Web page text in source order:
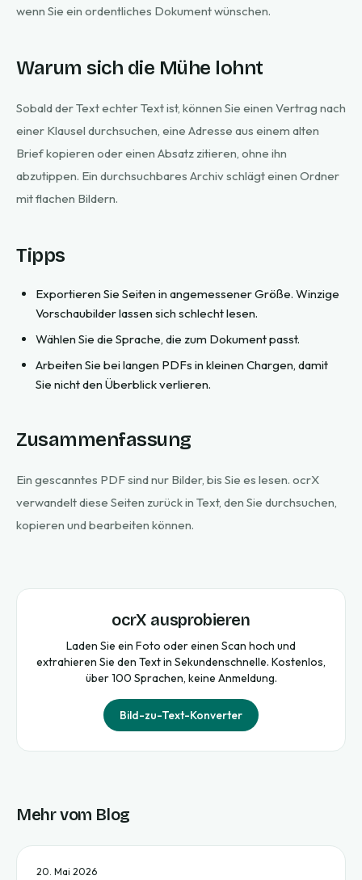
wenn Sie ein ordentliches Dokument wünschen.
Warum sich die Mühe lohnt
Sobald der Text echter Text ist, können Sie einen Vertrag nach
einer Klausel durchsuchen, eine Adresse aus einem alten
Brief kopieren oder einen Absatz zitieren, ohne ihn
abzutippen. Ein durchsuchbares Archiv schlägt einen Ordner
mit flachen Bildern.
Tipps
Exportieren Sie Seiten in angemessener Größe. Winzige
Vorschaubilder lassen sich schlecht lesen.
Wählen Sie die Sprache, die zum Dokument passt.
Arbeiten Sie bei langen PDFs in kleinen Chargen, damit
Sie nicht den Überblick verlieren.
Zusammenfassung
Ein gescanntes PDF sind nur Bilder, bis Sie es lesen. ocrX
verwandelt diese Seiten zurück in Text, den Sie durchsuchen,
kopieren und bearbeiten können.
ocrX ausprobieren
Laden Sie ein Foto oder einen Scan hoch und
extrahieren Sie den Text in Sekundenschnelle. Kostenlos,
über 100 Sprachen, keine Anmeldung.
Bild-zu-Text-Konverter
Mehr vom Blog
20. Mai 2026